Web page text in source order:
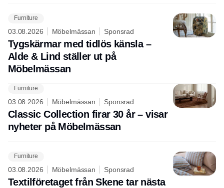
Furniture
03.08.2026 Möbelmässan Sponsrad
Tygskärmar med tidlös känsla –
Alde & Lind ställer ut på
Möbelmässan
Furniture
03.08.2026 Möbelmässan Sponsrad
Classic Collection firar 30 år – visar
nyheter på Möbelmässan
Furniture
03.08.2026 Möbelmässan Sponsrad
Textilföretaget från Skene tar nästa